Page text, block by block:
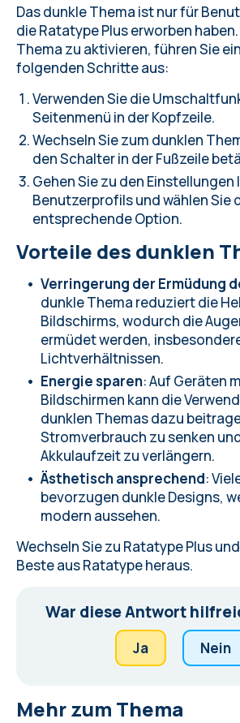
Das dunkle Thema ist nur für
die Ratatype Plus erworben
Thema zu aktivieren, führen Sie
folgenden Schritte aus:
Verwenden Sie die
Seitenmenü in der Kopfzeile.
Wechseln Sie zum dunklen
den Schalter in der Fußzeile
Gehen Sie zu den Einstellungen
Benutzerprofils und wählen Sie
entsprechende Option.
Vorteile des dunklen
Verringerung der Ermüdung
dunkle Thema reduziert die
Bildschirms, wodurch die
ermüdet werden,
Lichtverhältnissen.
Energie sparen: Auf Geräten
Bildschirmen kann die
dunklen Themas dazu
Stromverbrauch zu senken
Akkulaufzeit zu verlängern.
Ästhetisch ansprechend:
bevorzugen dunkle Designs,
modern aussehen.
Wechseln Sie zu Ratatype Plus
Beste aus Ratatype heraus.
War diese Antwort
Ja Nein
Mehr zum Thema